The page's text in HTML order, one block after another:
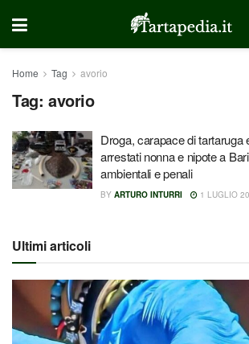
Home Tag avorio
Tag: avorio
Droga, carapace di tartaruga
arrestati nonna e nipote a
ambientali e penali
BY ARTURO INTURRI 1 LUGLIO
Ultimi articoli